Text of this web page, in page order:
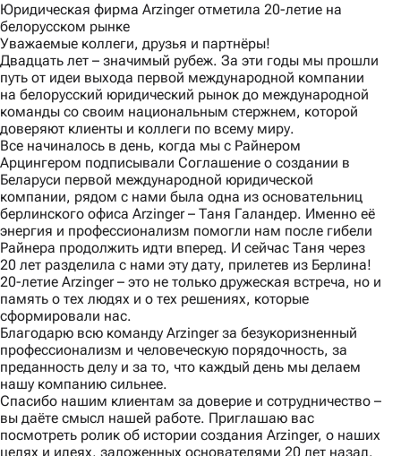
Юридическая фирма Arzinger отметила 20-летие на
белорусском рынке
Уважаемые коллеги, друзья и партнёры!
Двадцать лет – значимый рубеж. За эти годы мы прошли
путь от идеи выхода первой международной компании
на белорусский юридический рынок до международной
команды со своим национальным стержнем, которой
доверяют клиенты и коллеги по всему миру.
Все начиналось в день, когда мы с Райнером
Арцингером подписывали Соглашение о создании в
Беларуси первой международной юридической
компании, рядом с нами была одна из основательниц
берлинского офиса Arzinger – Таня Галандер. Именно её
энергия и профессионализм помогли нам после гибели
Райнера продолжить идти вперед. И сейчас Таня через
20 лет разделила с нами эту дату, прилетев из Берлина!
20-летие Arzinger – это не только дружеская встреча, но и
память о тех людях и о тех решениях, которые
сформировали нас.
Благодарю всю команду Arzinger за безукоризненный
профессионализм и человеческую порядочность, за
преданность делу и за то, что каждый день мы делаем
нашу компанию сильнее.
Спасибо нашим клиентам за доверие и сотрудничество –
вы даёте смысл нашей работе. Приглашаю вас
посмотреть ролик об истории создания Arzinger, о наших
целях и идеях, заложенных основателями 20 лет назад.